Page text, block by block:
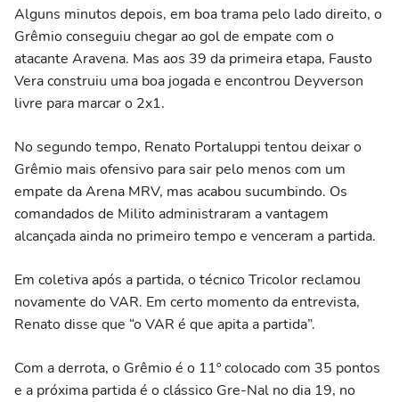
Alguns minutos depois, em boa trama pelo lado direito, o
Grêmio conseguiu chegar ao gol de empate com o
atacante Aravena. Mas aos 39 da primeira etapa, Fausto
Vera construiu uma boa jogada e encontrou Deyverson
livre para marcar o 2x1.
No segundo tempo, Renato Portaluppi tentou deixar o
Grêmio mais ofensivo para sair pelo menos com um
empate da Arena MRV, mas acabou sucumbindo. Os
comandados de Milito administraram a vantagem
alcançada ainda no primeiro tempo e venceram a partida.
Em coletiva após a partida, o técnico Tricolor reclamou
novamente do VAR. Em certo momento da entrevista,
Renato disse que “o VAR é que apita a partida”.
Com a derrota, o Grêmio é o 11º colocado com 35 pontos
e a próxima partida é o clássico Gre-Nal no dia 19, no